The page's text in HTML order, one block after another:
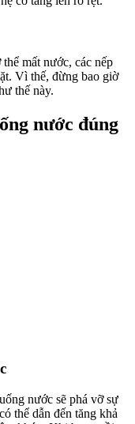
mất nước, các nếp
Vì thế, đừng bao giờ
thế này.
nước đúng
nước sẽ phá vỡ sự
thể dẫn đến tăng khả